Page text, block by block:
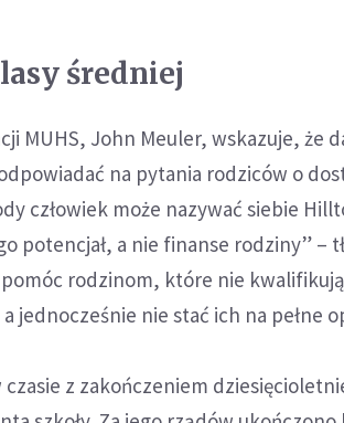
średniej
MUHS, John Meuler, wskazuje, że
na pytania rodziców o
człowiek może nazywać siebie
potencjał, a nie finanse rodziny” –
rodzinom, które nie
jednocześnie nie stać ich na pełne
czasie z zakończeniem